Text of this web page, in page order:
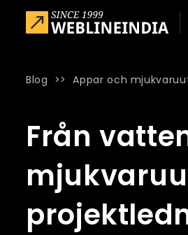
Skip to main content
Blog >>Appar och
Från